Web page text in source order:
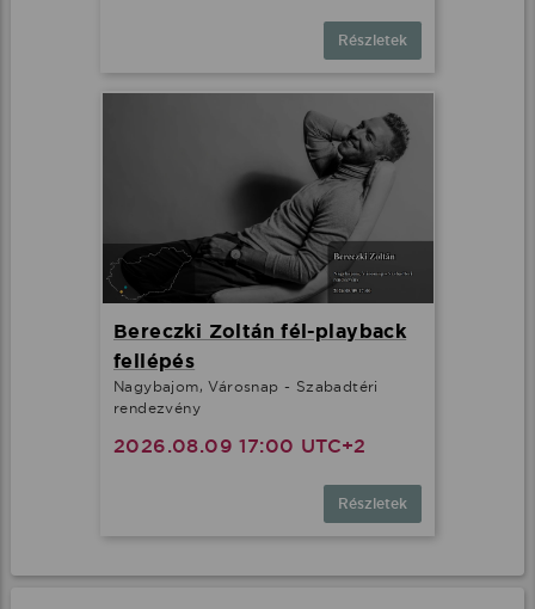
Részletek
Bereczki Zoltán fél-playback
fellépés
Nagybajom, Városnap - Szabadtéri
rendezvény
2026.08.09 17:00 UTC+2
Részletek